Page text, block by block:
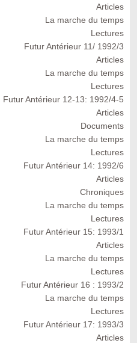
Articles
La marche du temps
Lectures
Futur Antérieur 11/ 1992/3
Articles
La marche du temps
Lectures
Futur Antérieur 12-13: 1992/4-5
Articles
Documents
La marche du temps
Lectures
Futur Antérieur 14: 1992/6
Articles
Chroniques
La marche du temps
Lectures
Futur Antérieur 15: 1993/1
Articles
La marche du temps
Lectures
Futur Antérieur 16 : 1993/2
La marche du temps
Lectures
Futur Antérieur 17: 1993/3
Articles